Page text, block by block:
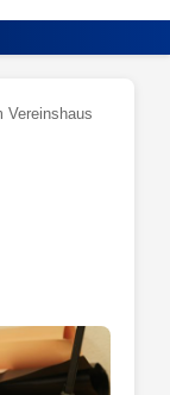
Vereinshaus